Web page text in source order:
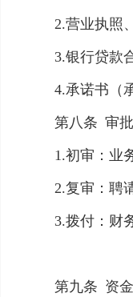
2.营业执照
3.银行贷款
4.承诺书（
第八条 审
1.初审：业
2.复审：聘
3.拨付：财
第九条 资